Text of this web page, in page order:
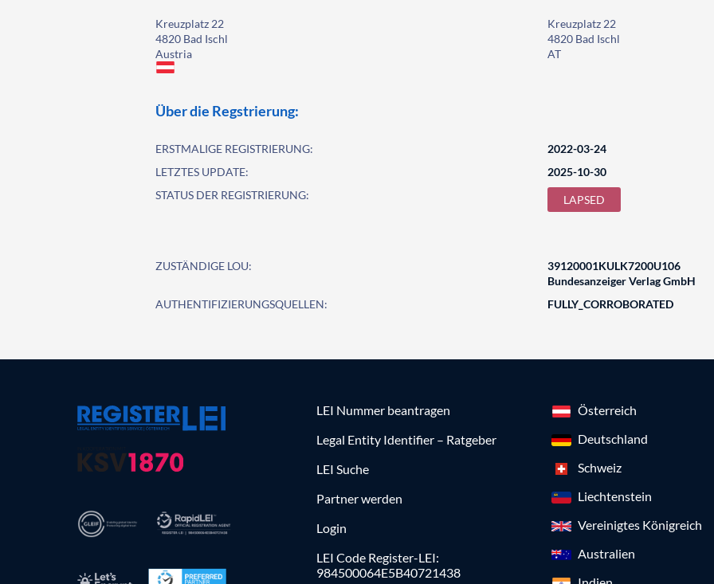
Kreuzplatz 22
4820 Bad Ischl
Austria
Kreuzplatz 22
4820 Bad Ischl
AT
Über die Regstrierung:
ERSTMALIGE REGISTRIERUNG:
2022-03-24
LETZTES UPDATE:
2025-10-30
STATUS DER REGISTRIERUNG:
LAPSED
ZUSTÄNDIGE LOU:
39120001KULK7200U106
Bundesanzeiger Verlag GmbH
AUTHENTIFIZIERUNGSQUELLEN:
FULLY_CORROBORATED
LEI Nummer beantragen
Legal Entity Identifier – Ratgeber
LEI Suche
Partner werden
Login
LEI Code Register-LEI:
984500064E5B40721438
Österreich
Deutschland
Schweiz
Liechtenstein
Vereinigtes Königreich
Australien